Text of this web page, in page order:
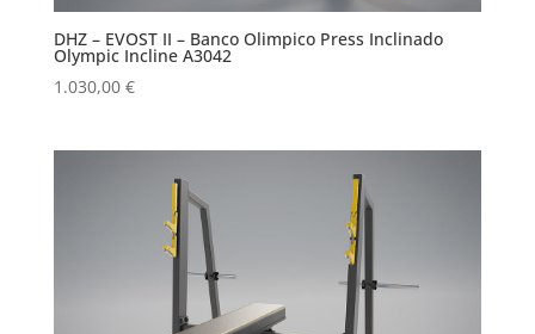
DHZ – EVOST II – Banco Olimpico Press Inclinado
Olympic Incline A3042
1.030,00 €